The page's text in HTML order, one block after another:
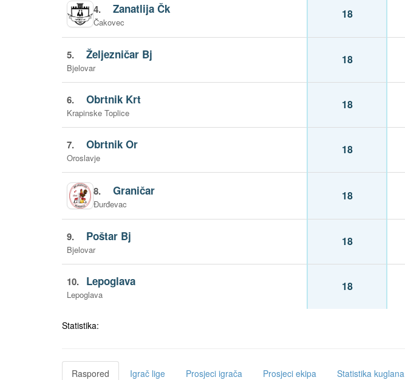
4. Zanatlija Čk
Čakovec
18
5. Željezničar Bj
Bjelovar
18
6. Obrtnik Krt
Krapinske Toplice
18
7. Obrtnik Or
Oroslavje
18
8. Graničar
Đurđevac
18
9. Poštar Bj
Bjelovar
18
10. Lepoglava
Lepoglava
18
Statistika:
Raspored Igrač lige Prosjeci igrača Prosjeci ekipa
Statistika kuglana